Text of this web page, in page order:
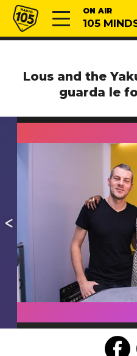
Vai al contenuto
Radio 105 ON AIR
105
Lous and the
guarda le